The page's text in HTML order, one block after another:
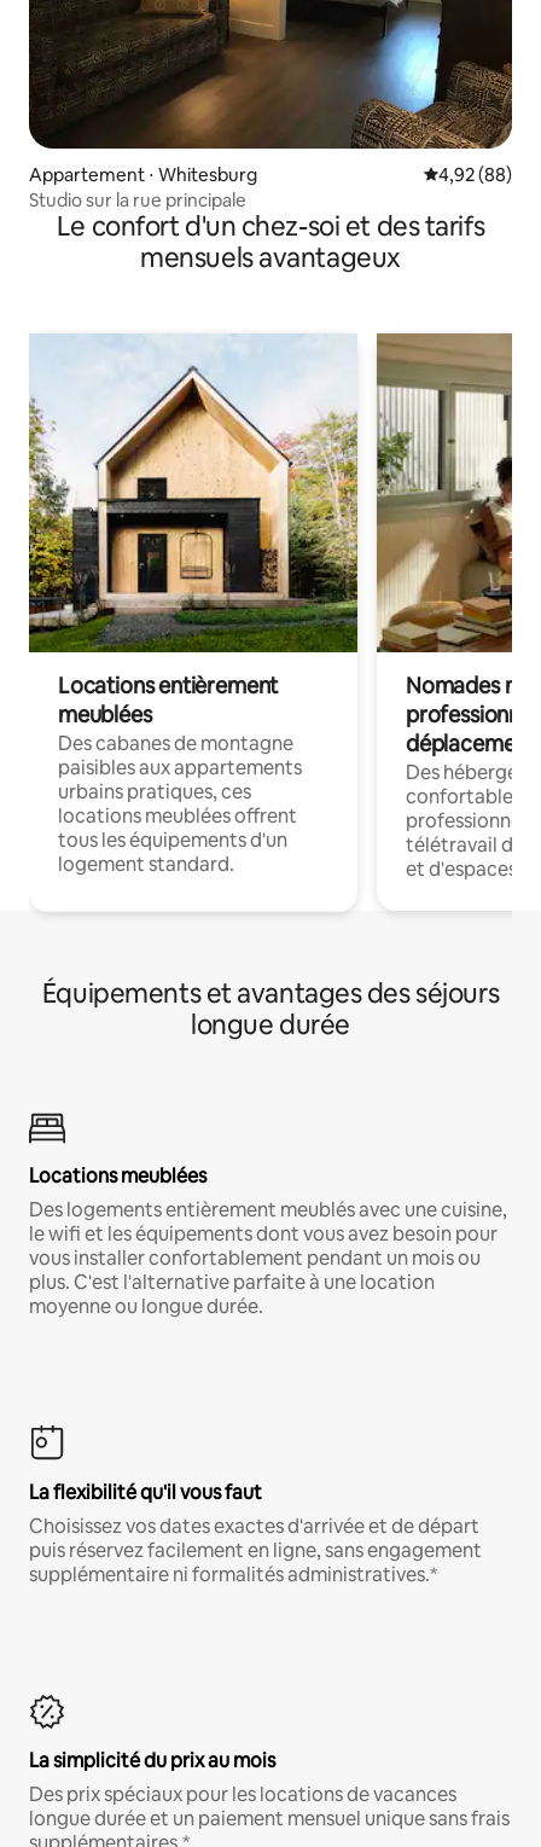
Appartement ⋅ Whitesburg Évaluation
4,92 (88)
Studio sur la rue principale
Le confort d'un chez-soi et des tarifs
mensuels avantageux
Locations entièrement
meublées
Des cabanes de montagne
paisibles aux appartements
urbains pratiques, ces
locations meublées offrent
tous les équipements d'un
logement standard.
Nomades
déplacement
Des
confortables
professionnels
télétravail
et d'espaces
Équipements et avantages des séjours
longue durée
Locations meublées
Des logements entièrement meublés avec une cuisine,
le wifi et les équipements dont vous avez besoin pour
vous installer confortablement pendant un mois ou
plus. C'est l'alternative parfaite à une location
moyenne ou longue durée.
La flexibilité qu'il vous faut
Choisissez vos dates exactes d'arrivée et de départ
puis réservez facilement en ligne, sans engagement
supplémentaire ni formalités administratives.*
La simplicité du prix au mois
Des prix spéciaux pour les locations de vacances
longue durée et un paiement mensuel unique sans frais